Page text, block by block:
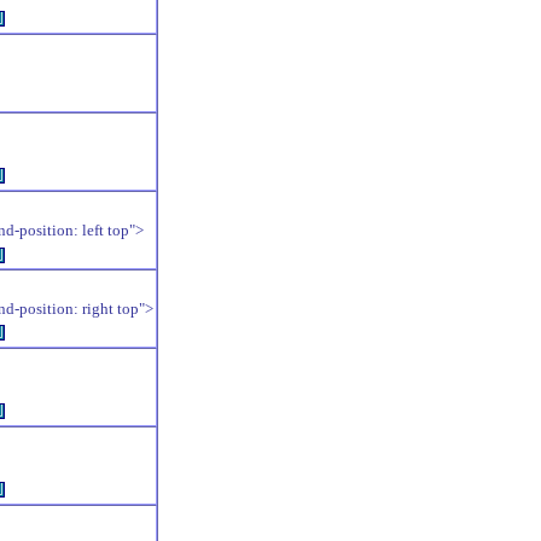
position: left top">
position: right top">